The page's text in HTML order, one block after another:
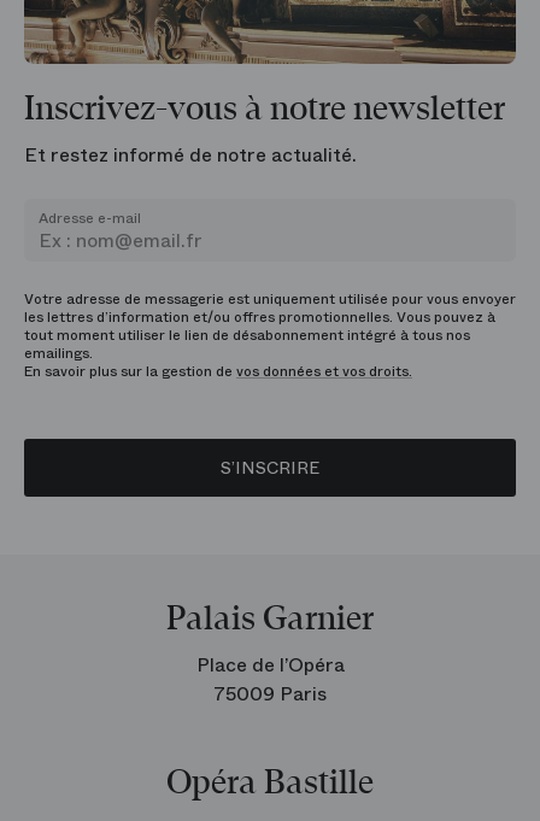
Inscrivez-vous à notre newsletter
Et restez informé de notre actualité.
Adresse e-mail
Votre adresse de messagerie est uniquement utilisée pour vous envoyer
les lettres d’information et/ou offres promotionnelles. Vous pouvez à
tout moment utiliser le lien de désabonnement intégré à tous nos
emailings.
En savoir plus sur la gestion de vos données et vos droits.
S’INSCRIRE
Palais Garnier
Place de l’Opéra
75009 Paris
Opéra Bastille